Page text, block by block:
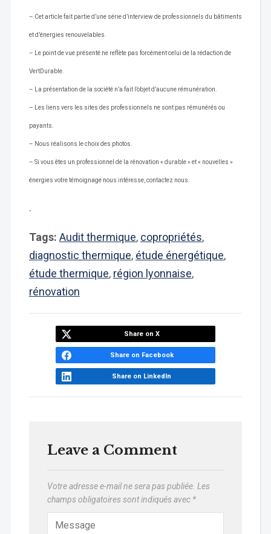
– Cet article fait partie d’une série d’interview de professionnels du bâtiments
et d’énergies renouvelables.
– Le point de vue présenté ne reflète pas forcément celui de la rédaction de
VertDurable.
– La présentation de la société n’a fait l’objet d’aucune rémunération.
– Les liens vers les sites des professionnels ne sont pas rémunérés ou
payants.
– Nous réalisons le choix des photos.
– Si vous êtes un professionnel de la rénovation « durable » et « nouvelles »
énergies votre témoignage nous intéresse, contactez nous.
.
Tags: Audit thermique, copropriétés,
diagnostic thermique, étude énergétique,
étude thermique, région lyonnaise,
rénovation
Share on X
Share on Facebook
Share on LinkedIn
Leave a Comment
Votre adresse e-mail ne sera pas publiée. Les
champs obligatoires sont indiqués avec *